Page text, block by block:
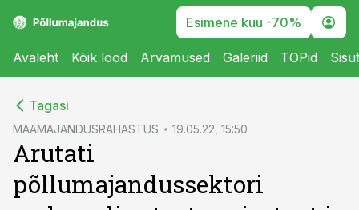
Esimene kuu -70%
Avaleht Kõik lood Arvamused Galeriid TOPid
Tagasi
MAAMAJANDUSRAHASTUS 19.05.22, 15:50
Arutati
põllumajandussektori